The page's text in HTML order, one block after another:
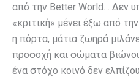
από την Better World… Δεν
«κριτική» μένει έξω από
η πόρτα, μάτια ζωηρά
προσοχή και σώματα
ένα στόχο κοινό δεν